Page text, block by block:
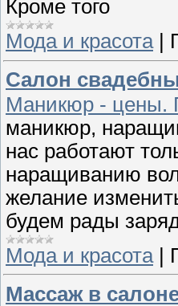
Кроме того
Мода и красота|
Салон
Маникюр - цены.
маникюр,
нас работают
наращиванию
желание
будем рады
Мода и красота|
Массаж в